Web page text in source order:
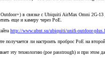
в связке с Ubiquiti AirMax Omni 2G-13
еще и камеру через PoE.
http://www.ubnt.su/ubiquiti/unifi-outdoor-
получается ли настроить проброс PoE на
эту технологию (poe passtrough) и при